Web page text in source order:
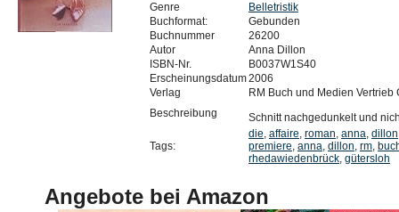
Genre
Belletristik
Buchformat:
Gebunden
Buchnummer
26200
Autor
Anna Dillon
ISBN-Nr.
B0037W1S40
Erscheinungsdatum2006
Verlag
RM Buch und Medien
Beschreibung
Schnitt nachgedunkelt und
Tags:
die, affaire, roman, anna, dillon
premiere, anna, dillon, rm,
rhedawiedenbrück, gütersloh
Angebote bei Amazon